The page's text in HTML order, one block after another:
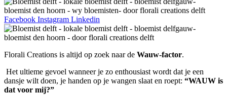
Facebook Instagram Linkedin
Florali Creations is altijd op zoek naar de Wauw-factor.
Het ultieme gevoel wanneer je zo enthousiast wordt dat je een
dansje wilt doen, je handen op je wangen slaat en roept: “WAUW is
dat voor mij?”